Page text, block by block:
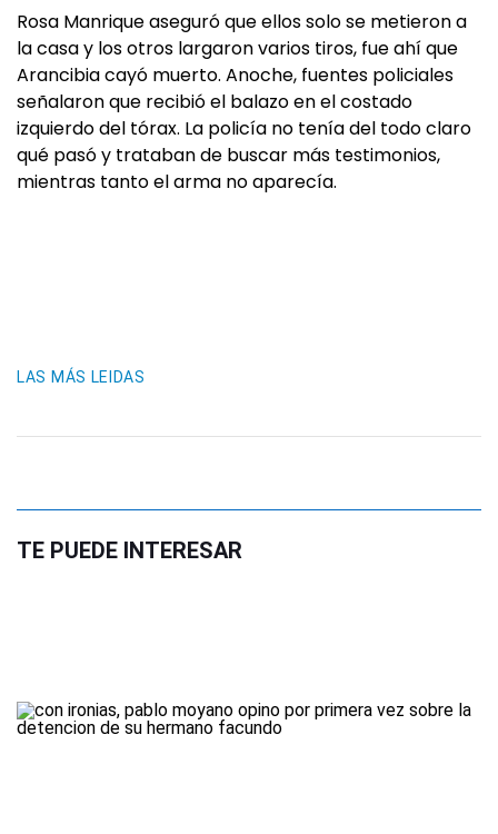
Rosa Manrique aseguró que ellos solo se metieron a
la casa y los otros largaron varios tiros, fue ahí que
Arancibia cayó muerto. Anoche, fuentes policiales
señalaron que recibió el balazo en el costado
izquierdo del tórax. La policía no tenía del todo claro
qué pasó y trataban de buscar más testimonios,
mientras tanto el arma no aparecía.
LAS MÁS LEIDAS
TE PUEDE INTERESAR